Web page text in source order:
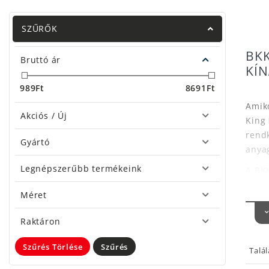
SZŰRŐK
Bruttó ár
989Ft Ft
8691
Akciós / Új
Gyártó
Legnépszerűbb termékeink
Méret
Raktáron
Szűrés Törlése Szűrés
King